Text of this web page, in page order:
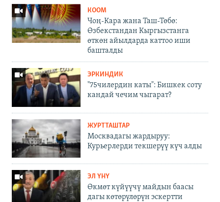
КООМ
Чоң-Кара жана Таш-Төбө:
Өзбекстандан Кыргызстанга
өткөн айылдарда каттоо иши
башталды
ЭРКИНДИК
"75чилердин каты": Бишкек соту
кандай чечим чыгарат?
ЖУРТТАШТАР
Москвадагы жардыруу:
Курьерлерди текшерүү күч алды
ЭЛ ҮНҮ
Өкмөт күйүүчү майдын баасы
дагы көтөрүлөрүн эскертти